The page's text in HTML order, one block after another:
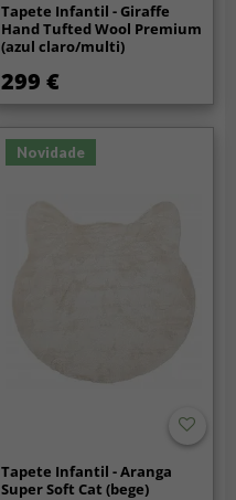
Tapete Infantil - Giraffe
Hand Tufted Wool Premium
(azul claro/multi)
299 €
Novidade
Tapete Infantil - Aranga
Super Soft Cat (bege)